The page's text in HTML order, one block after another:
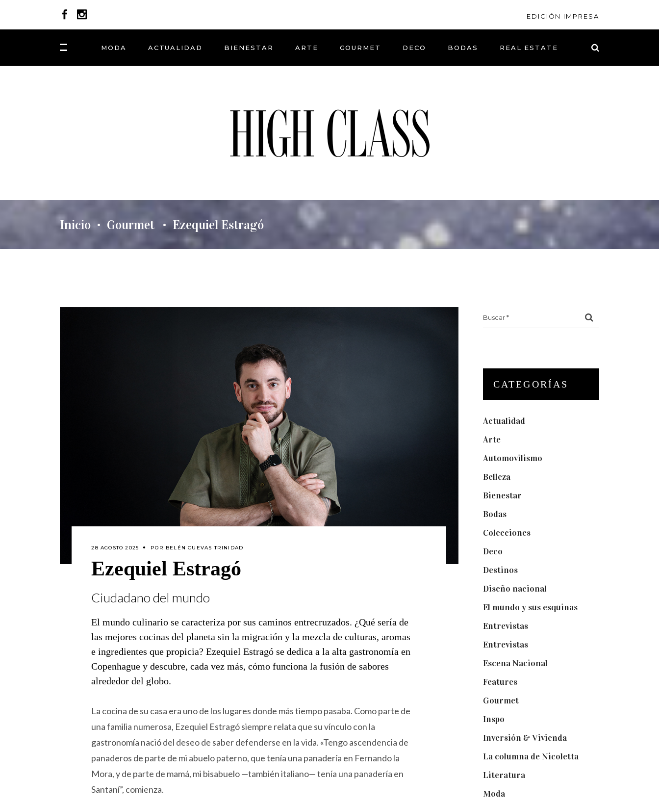
EDICIÓN IMPRESA
MODA ACTUALIDAD BIENESTAR ARTE GOURMET DECO BODAS REAL ESTATE
Inicio • Gourmet • Ezequiel Estragó
28 AGOSTO 2025 POR BELÉN CUEVAS TRINIDAD
Ezequiel Estragó
Ciudadano del mundo
El mundo culinario se caracteriza por sus caminos entrecruzados. ¿Qué sería de
las mejores cocinas del planeta sin la migración y la mezcla de culturas, aromas
e ingredientes que propicia? Ezequiel Estragó se dedica a la alta gastronomía en
Copenhague y descubre, cada vez más, cómo funciona la fusión de sabores
alrededor del globo.
La cocina de su casa era uno de los lugares donde más tiempo pasaba. Como parte de
una familia numerosa, Ezequiel Estragó siempre relata que su vínculo con la
gastronomía nació del deseo de saber defenderse en la vida. «Tengo ascendencia de
panaderos de parte de mi abuelo paterno, que tenía una panadería en Fernando la
Mora, y de parte de mamá, mi bisabuelo —también italiano— tenía una panadería en
Santaní”, comienza.
CATEGORÍAS
Actualidad
Arte(74)
Automovilismo
Belleza(32)
Bienestar
Bodas(73)
Colecciones(22)
Deco
Destinos(6)
Diseño nacional
El mundo y sus esquinas(25)
Entrevistas(36)
Entrevistas(14)
Escena Nacional
Features(29)
Gourmet(102)
Inspo
Inversión & Vivienda(5)
La columna de Nicoletta(5)
Literatura(1)
Moda(84)